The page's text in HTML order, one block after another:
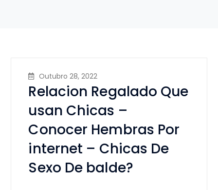
Outubro 28, 2022
Relacion Regalado Que
usan Chicas –
Conocer Hembras Por
internet – Chicas De
Sexo De balde?